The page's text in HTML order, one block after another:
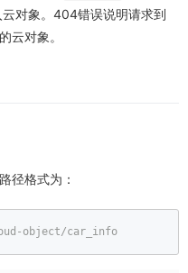
云对象。404错误说明请求到
云对象。
径格式为：
object/car_info